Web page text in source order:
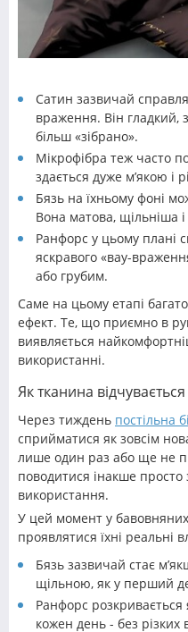
Сатин зазвичай
враження. Він гладкий,
більш «зібрано».
Мікрофібра теж часто
здається дуже м’якою і
Бязь на їхньому фоні
Вона матова, щільніша і
Ранфорс у цьому плані
яскравого «вау-
або грубим.
Саме на цьому етапі
ефект. Те, що приємно в
виявляється
використанні.
Як тканина
Через тиждень постільна
сприйматися як зовсім
лише один раз або ще не
поводитися інакше просто
використання.
У цей момент у
проявлятися їхні реальні
Бязь зазвичай стає
щільною, як у перший
Ранфорс
кожен день - без різких